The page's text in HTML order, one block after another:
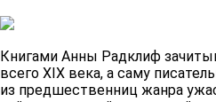
Книгами Анны Радклиф
всего XIX века, а саму
из предшественниц жанра